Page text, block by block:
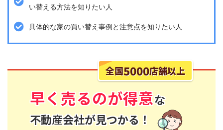
い替える方法を知りたい人
具体的な家の買い替え事例と注意点を知りたい人